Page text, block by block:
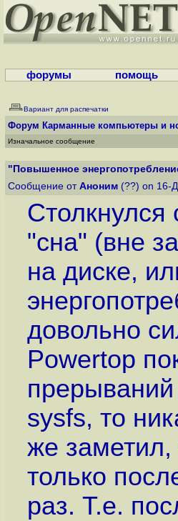
форумы помощь
Вариант для распечатки
Форум Карманные компьютеры и
Изначальное сообщение
"Повышенное
Сообщение от Аноним (??) on 16-
Столкнулся
"сна" (вне
на диске,
довольно
Powertop
прерываний
sysfs, то
же заметил,
только
раз. Т.е.